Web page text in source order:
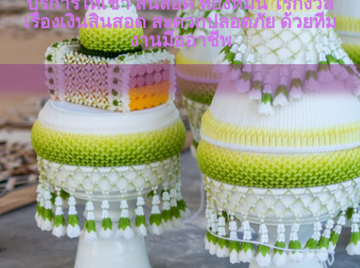
เรื่องเงินสินสอด สะดวกปลอดภัย ด้วยทีม
งานมืออาชีพ